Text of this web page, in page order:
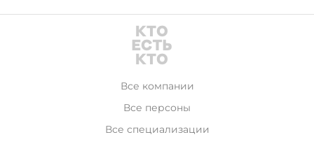
Все компании
Все персоны
Все специализации